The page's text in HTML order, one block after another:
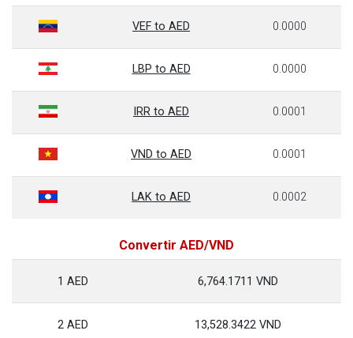
VEF to AED 0.0000
LBP to AED 0.0000
IRR to AED 0.0001
VND to AED 0.0001
LAK to AED 0.0002
Convertir AED/VND
1 AED 6,764.1711 VND
2 AED 13,528.3422 VND